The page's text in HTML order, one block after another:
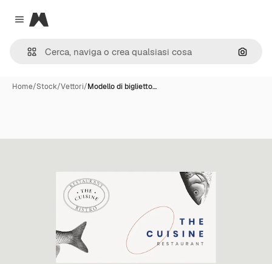
Close menu
Magnific
Cerca
Home/Stock/Vettori/Modello di biglietto…